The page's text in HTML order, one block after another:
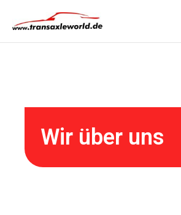
springen
Wir über uns